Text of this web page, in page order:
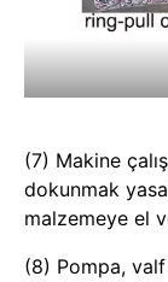
(7) Makine
dokunmak
malzemeye el
(8) Pompa,